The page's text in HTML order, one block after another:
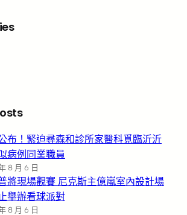
布！緊迫尋森和診所家醫科覓臨沂沂
病例同業職員
8 月 6 日
將現場觀賽 尼克斯主億嵐室內設計場
舉辦看球派對
8 月 6 日